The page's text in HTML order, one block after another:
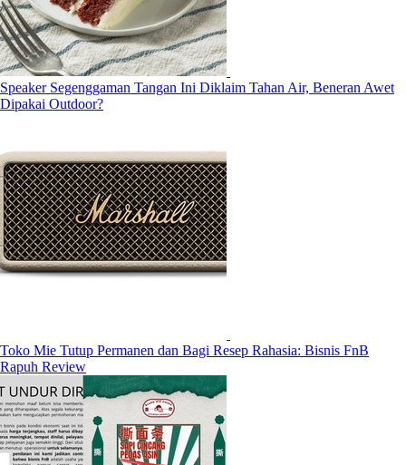
Speaker Segenggaman Tangan Ini Diklaim Tahan Air, Beneran Awet
Dipakai Outdoor?
Toko Mie Tutup Permanen dan Bagi Resep Rahasia: Bisnis FnB
Rapuh Review